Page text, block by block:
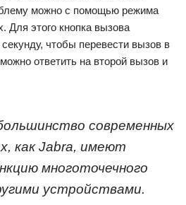
можно с помощью режима
Для этого кнопка вызова
чтобы перевести вызов в
ответить на второй вызов и
современных
как Jabra, имеют
многоточечного
устройствами.